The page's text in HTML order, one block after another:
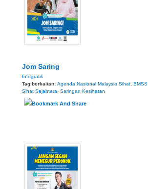
Jom Saring
Infografik
Tag berkaitan: Agenda Nasional Malaysia Sihat BMSS
Sihat Sejahtera
Saringan Kesihatan